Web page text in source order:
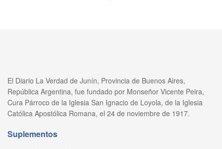
El Diario La Verdad de Junín, Provincia de Buenos Aires,
República Argentina, fue fundado por Monseñor Vicente Peira,
Cura Párroco de la Iglesia San Ignacio de Loyola, de la Iglesia
Católica Apostólica Romana, el 24 de noviembre de 1917.
Suplementos